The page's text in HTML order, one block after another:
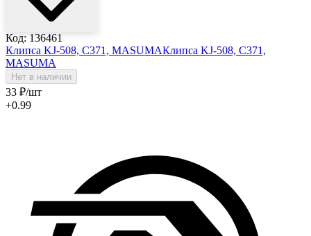
Код: 136461
Клипса KJ-508, C371, MASUMAКлипса KJ-508, C371,
MASUMA
Нет в наличии
33 ₽/шт
+0.99